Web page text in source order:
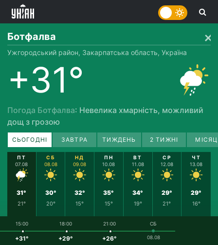
Ботфалва
Ужгородський район, Закарпатська область, Україна
+31°
Погода Ботфалва: Невелика хмарність, можливий
дощ з грозою
СЬОГОДНІ ЗАВТРА ТИЖДЕНЬ 2 ТИЖНІ
ПТ
07.08
31°
21°
СБ
08.08
30°
20°
НД
09.08
32°
15°
ПН
10.08
35°
15°
ВТ
11.08
34°
19°
СР
12.08
29°
21°
ЧТ
13.08
29°
16°
15:00
+31°
18:00
+29°
21:00
+26°
СБ
08.08